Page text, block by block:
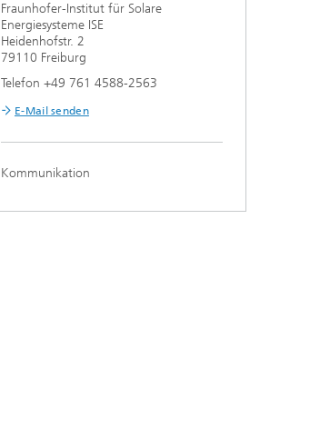
Energieanlagen
Energiekonzepte für die Industrie
Vor-Ort-Systeme
Fraunhofer-Institut für Solare
Energiesysteme ISE
Heidenhofstr. 2
79110 Freiburg
Telefon +49 761 4588-2563
E-Mail senden
Kommunikation